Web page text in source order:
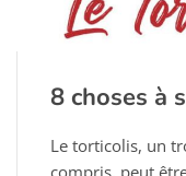
8 choses à
Le torticolis, un
compris, peut